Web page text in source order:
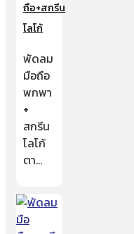
ถือ+สกรีน
โลโก้
พัดลม
มือถือ
พกพา
+
สกรีน
โลโก้
ตา…